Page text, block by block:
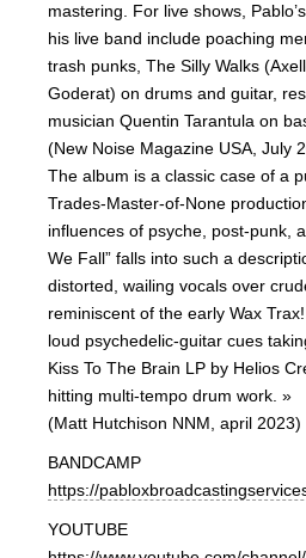
mastering. For live shows,
his live band include poaching
trash punks, The Silly Walks
Goderat) on drums and guitar,
musician Quentin Tarantula on
(New Noise Magazine USA, July
The album is a classic case of a
Trades-Master-of-None
influences of psyche, post-punk,
We Fall” falls into such a
distorted, wailing vocals over
reminiscent of the early Wax
loud psychedelic-guitar cues
Kiss To The Brain LP by Helios
hitting multi-tempo drum work. »
(Matt Hutchison NNM, april 2023)
BANDCAMP
https://
YOUTUBE